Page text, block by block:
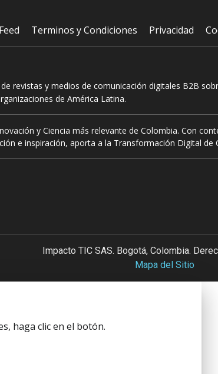
Terminos y Condiciones Privacidad
revistas y medios de comunicación digitales B2B
de América Latina.
y Ciencia más relevante de Colombia. Con
e inspiración, aporta a la Transformación Digital de
Impacto TIC SAS. Bogotá, Colombia.
Mapa del Sitio
haga clic en el botón.